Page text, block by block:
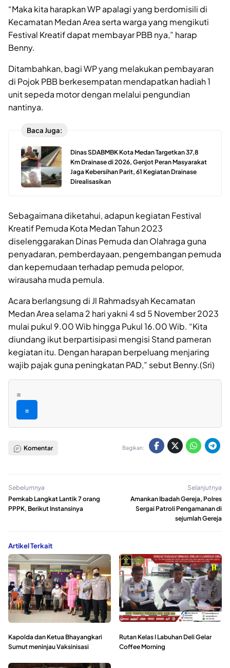
“Maka kita harapkan WP apalagi yang berdomisili di
Kecamatan Medan Area serta warga yang mengikuti
Festival Kreatif dapat membayar PBB nya,” harap
Benny.
Ditambahkan, bagi WP yang melakukan pembayaran
di Pojok PBB berkesempatan mendapatkan hadiah 1
unit sepeda motor dengan melalui pengundian
nantinya.
Baca Juga:
Dinas SDABMBK Kota Medan Targetkan 37,8
Km Drainase di 2026, Genjot Peran Masyarakat
Jaga Kebersihan Parit, 61 Kegiatan Drainase
Direalisasikan
Sebagaimana diketahui, adapun kegiatan Festival
Kreatif Pemuda Kota Medan Tahun 2023
diselenggarakan Dinas Pemuda dan Olahraga guna
penyadaran, pemberdayaan, pengembangan pemuda
dan kepemudaan terhadap pemuda pelopor,
wirausaha muda pemula.
Acara berlangsung di Jl Rahmadsyah Kecamatan
Medan Area selama 2 hari yakni 4 sd 5 November 2023
mulai pukul 9.00 Wib hingga Pukul 16.00 Wib. “Kita
diundang ikut berpartisipasi mengisi Stand pameran
kegiatan itu. Dengan harapan berpeluang menjaring
wajib pajak guna peningkatan PAD,” sebut Benny.(Sri)
=
=
Komentar Bagikan:
Sebelumnya
Pemkab Langkat Lantik 7 orang
PPPK, Berikut Instansinya
Selanjutnya
Amankan Ibadah Gereja, Polres
Sergai Patroli Pengamanan di
sejumlah Gereja
Artikel Terkait
Kapolda dan Ketua Bhayangkari
Sumut meninjau Vaksinisasi
Rutan Kelas I Labuhan Deli Gelar
Coffee Morning